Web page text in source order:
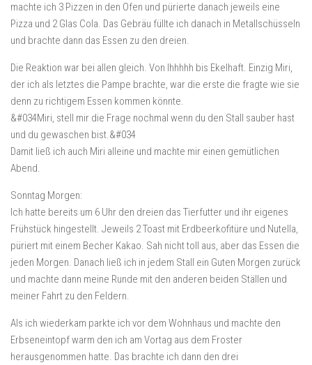
machte ich 3 Pizzen in den Ofen und pürierte danach jeweils eine
Pizza und 2 Glas Cola. Das Gebräu füllte ich danach in Metallschüsseln
und brachte dann das Essen zu den dreien.
Die Reaktion war bei allen gleich. Von Ihhhhh bis Ekelhaft. Einzig Miri,
der ich als letztes die Pampe brachte, war die erste die fragte wie sie
denn zu richtigem Essen kommen könnte.
&#034Miri, stell mir die Frage nochmal wenn du den Stall sauber hast
und du gewaschen bist.&#034
Damit ließ ich auch Miri alleine und machte mir einen gemütlichen
Abend.
Sonntag Morgen:
Ich hatte bereits um 6 Uhr den dreien das Tierfutter und ihr eigenes
Frühstück hingestellt. Jeweils 2 Toast mit Erdbeerkofitüre und Nutella,
püriert mit einem Becher Kakao. Sah nicht toll aus, aber das Essen die
jeden Morgen. Danach ließ ich in jedem Stall ein Guten Morgen zurück
und machte dann meine Runde mit den anderen beiden Ställen und
meiner Fahrt zu den Feldern.
Als ich wiederkam parkte ich vor dem Wohnhaus und machte den
Erbseneintopf warm den ich am Vortag aus dem Froster
herausgenommen hatte. Das brachte ich dann den drei